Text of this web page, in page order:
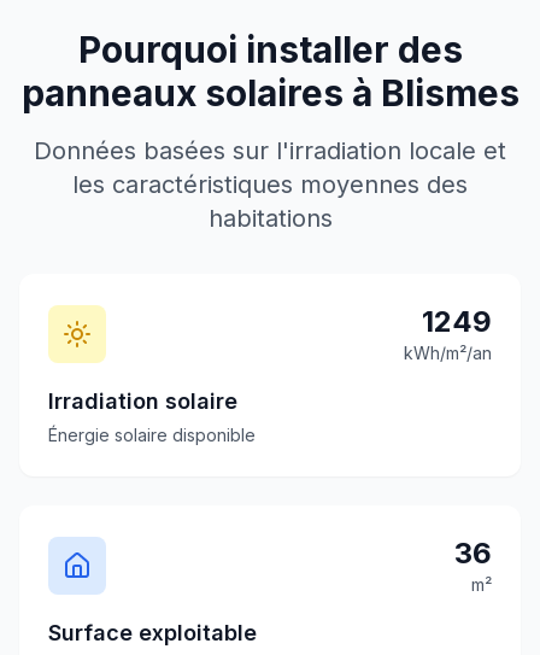
Pourquoi installer des
panneaux solaires à Blismes
Données basées sur l'irradiation locale et
les caractéristiques moyennes des
habitations
1249
kWh/m²/an
Irradiation solaire
Énergie solaire disponible
36
m²
Surface exploitable